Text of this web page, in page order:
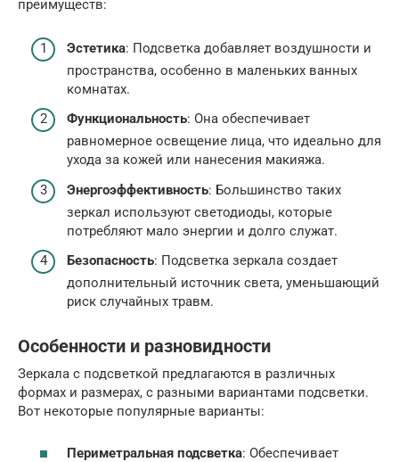
преимуществ:
Эстетика: Подсветка добавляет воздушности и
пространства, особенно в маленьких ванных
комнатах.
Функциональность: Она обеспечивает
равномерное освещение лица, что идеально для
ухода за кожей или нанесения макияжа.
Энергоэффективность: Большинство таких
зеркал используют светодиоды, которые
потребляют мало энергии и долго служат.
Безопасность: Подсветка зеркала создает
дополнительный источник света, уменьшающий
риск случайных травм.
Особенности и разновидности
Зеркала с подсветкой предлагаются в различных
формах и размерах, с разными вариантами подсветки.
Вот некоторые популярные варианты:
Периметральная подсветка: Обеспечивает